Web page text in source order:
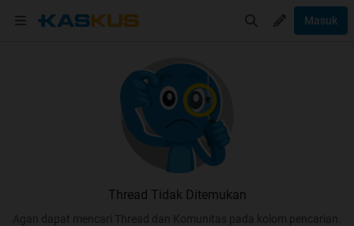
Masuk
Thread Tidak Ditemukan
Agan dapat mencari Thread dan Komunitas pada kolom pencarian.